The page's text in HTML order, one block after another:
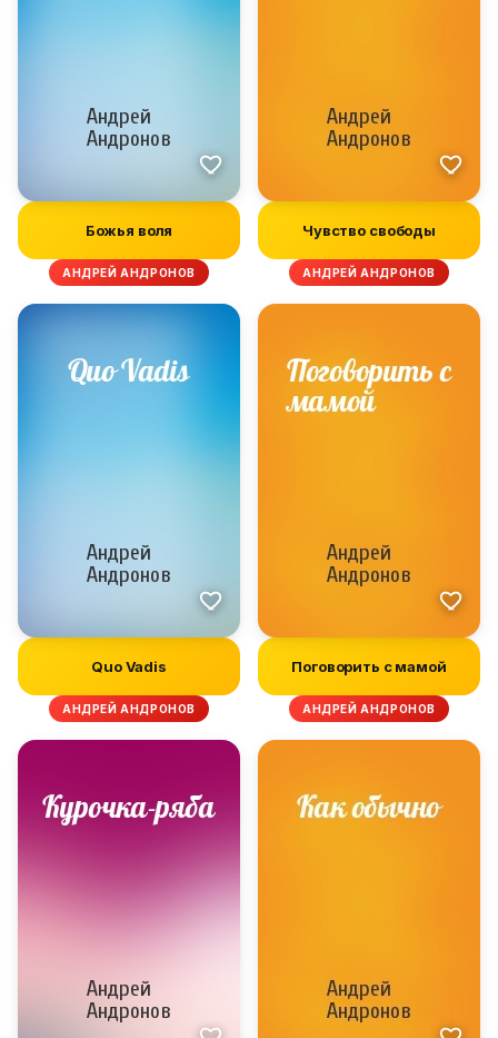
Божья воля
АНДРЕЙ АНДРОНОВ
Чувство свободы
АНДРЕЙ АНДРОНОВ
Quo Vadis
АНДРЕЙ АНДРОНОВ
Поговорить с мамой
АНДРЕЙ АНДРОНОВ